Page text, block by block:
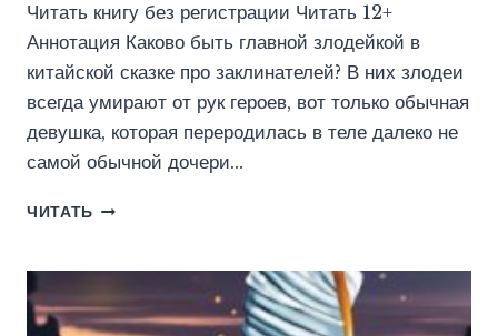
Читать книгу без регистрации Читать 12+
Аннотация Каково быть главной злодейкой в
китайской сказке про заклинателей? В них злодеи
всегда умирают от рук героев, вот только обычная
девушка, которая переродилась в теле далеко не
самой обычной дочери…
ЧИТАТЬ ЛЕГЕНДА
МЭЙ